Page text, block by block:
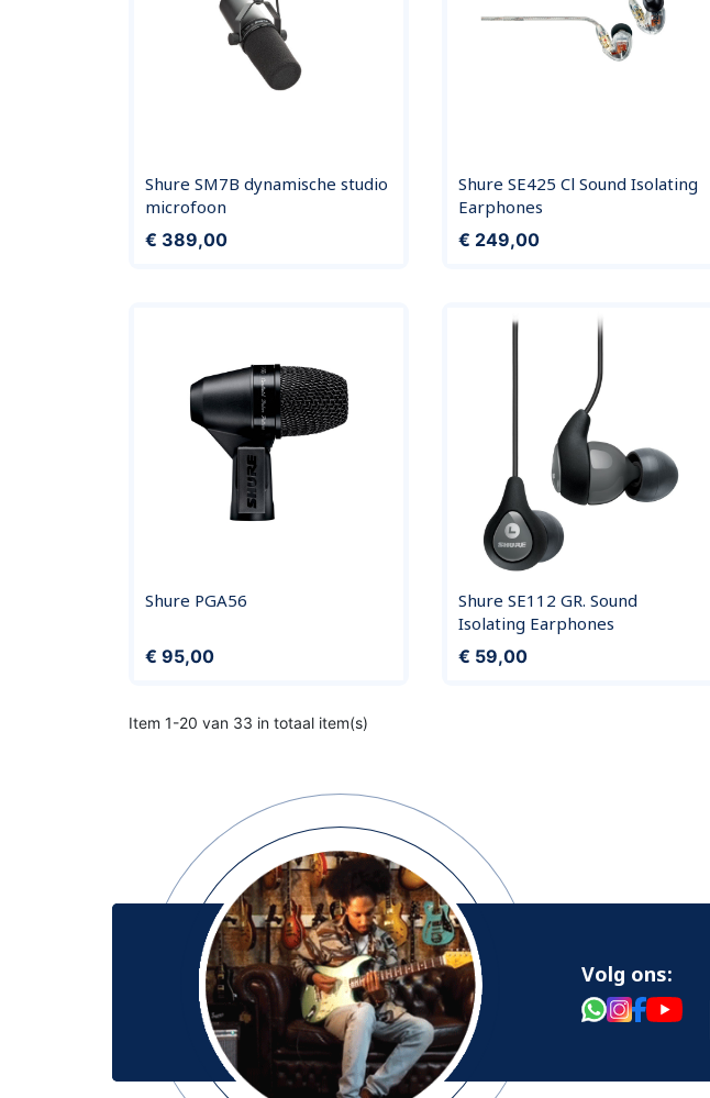
Shure SM7B dynamische studio
microfoon
Prijs
€ 389,00
Shure SE425 Cl Sound Isolating
Earphones
Prijs
€ 249,00
Shure PGA56
Prijs
€ 95,00
Shure SE112 GR. Sound
Isolating Earphones
Prijs
€ 59,00
Item 1-20 van 33 in totaal item(s)
Volg ons: